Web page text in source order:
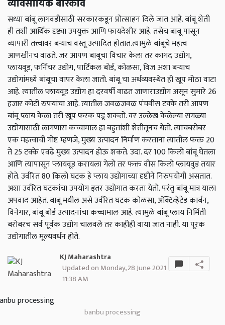
व्यावसायिक बारकावे
सध्या बांबू लागवडीसाठी सरकारकडून प्रोत्साहन दिले जात आहे. बांबू शेती
ही तशी आर्थिक दृष्ट्या उपयुक्त आणि फायदेशीर आहे. तसेच बाबू पासून
व्यापारी तत्त्वावर बऱ्याच वस्तू उत्पादित होतात.त्यामुळे बांबूचे महत्व
आणखीनच वाढते. जर आपण बाबूचा विचार केला तर कागद उद्योग,
प्लायवूड, फर्निचर उद्योग, पार्टिकल बोर्ड, कोळसा, विज अशा बऱ्याच
उद्योगांमध्ये बांबूचा वापर केला जातो. बांबू चा अर्थव्यवस्थेत ही खूप मोठा वाटा
आहे. त्यातील प्लायवूड उद्योग हा दरवर्षी वाढत जाणाराउद्योग असून सुमारे 26
हजार कोटी रुपयांचा आहे. त्यातील जवळजवळ पंचवीस टक्के तरी आपण
बांबू प्लाय केला तरी खूप फरक पडू शकतो. वर उल्लेख केलेल्या सगळ्या
उद्योगासाठी लागणारा कच्चामाल हा बहुतांशी शेतीतूनच येतो. त्याचबरोबर
एक महत्त्वाची गोष्ट म्हणजे, मुख्य उत्पादन निर्माण करताना त्यातील फक्त 20
ते 25 टक्के एवढे मुख्य उत्पादन होऊ शकते. उदा. दर 100 किलो बांबू घेतला
आणि त्यापासून प्लायवूड करायला गेलो तर फक्त वीस किलो प्लायवुड तयार
होते. उर्वरित 80 किलो घटक हे प्लाय उद्योगाच्या दृष्टीने निरुपयोगी असतात.
अशा उर्वरित घटकांचा उपयोग इतर उद्योगात करता येतो. परंतु बांबू मात्र याला
अपवाद आहेत. बाबू मधील असे उर्वरित घटक कोळसा, ॲक्टिव्हेटेड कार्बन,
विनेगार, बांबू बोर्ड उत्पादनांचा कच्चामाल आहे. त्यामुळे बांबू प्लाय निर्मिती
बरोबरच सर्व पूर्वक उद्योग चालवले तर काहीही वाया जात नाही. या पूरक
उद्योगातील मूल्यवर्धन होते.
KJ Maharashtra
Updated on Monday, 28 June 2021
11:38 AM
banbu processing